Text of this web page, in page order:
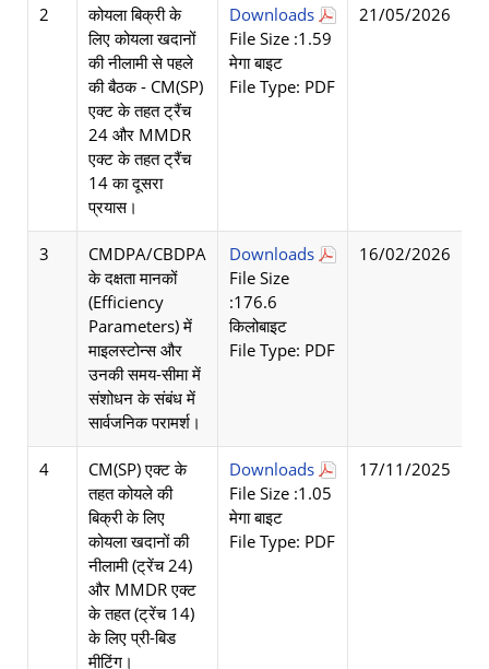
2
कोयला बिक्री के
लिए कोयला खदानों
की नीलामी से पहले
की बैठक - CM(SP)
एक्ट के तहत ट्रैंच
24 और MMDR
एक्ट के तहत ट्रैंच
14 का दूसरा
प्रयास।
Downloads
File Size :1.59
मेगा बाइट
File Type: PDF
21/05/2026
3
CMDPA/CBDPA
के दक्षता मानकों
(Efficiency
Parameters) में
माइलस्टोन्स और
उनकी समय-सीमा में
संशोधन के संबंध में
सार्वजनिक परामर्श।
Downloads
File Size
:176.6
किलोबाइट
File Type: PDF
16/02/2026
4
CM(SP) एक्ट के
तहत कोयले की
बिक्री के लिए
कोयला खदानों की
नीलामी (ट्रेंच 24)
और MMDR एक्ट
के तहत (ट्रेंच 14)
के लिए प्री-बिड
मीटिंग।
Downloads
File Size :1.05
मेगा बाइट
File Type: PDF
17/11/2025